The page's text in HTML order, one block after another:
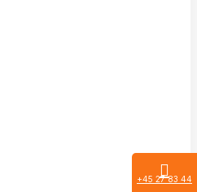
+45 27 83 44